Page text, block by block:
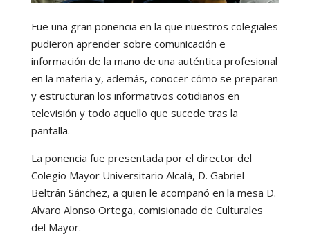
Fue una gran ponencia en la que nuestros colegiales
pudieron aprender sobre comunicación e
información de la mano de una auténtica profesional
en la materia y, además, conocer cómo se preparan
y estructuran los informativos cotidianos en
televisión y todo aquello que sucede tras la
pantalla.
La ponencia fue presentada por el director del
Colegio Mayor Universitario Alcalá, D. Gabriel
Beltrán Sánchez, a quien le acompañó en la mesa D.
Alvaro Alonso Ortega, comisionado de Culturales
del Mayor.